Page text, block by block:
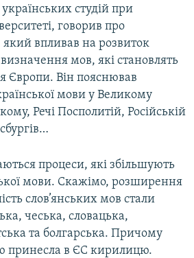
студій при
говорив про
який впливав на розвиток
мов, які становлять
Європи. Він пояснював
мови у Великому
Речі Посполитій, Російській
процеси, які збільшують
мови. Скажімо, розширення
слов’янських мов стали
чеська, словацька,
та болгарська. Причому
принесла в ЄС кирилицю.